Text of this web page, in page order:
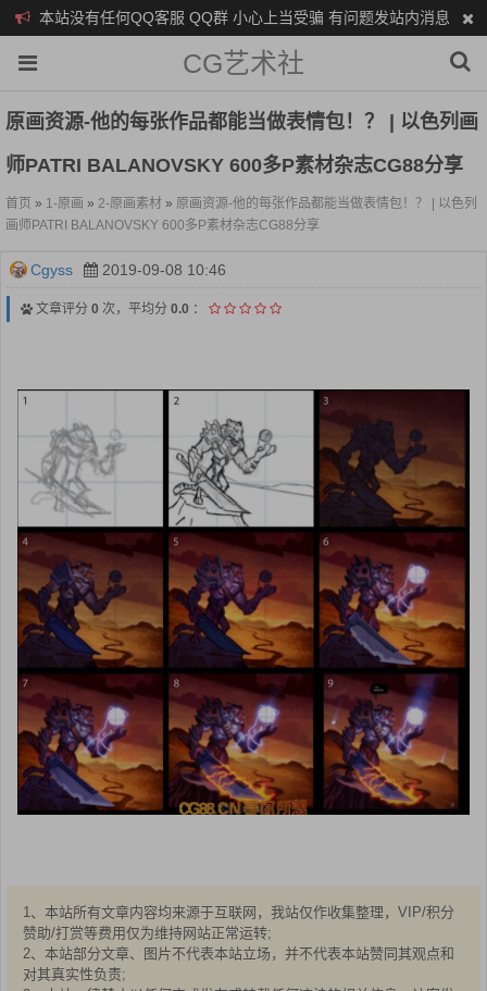
本站没有任何QQ客服 QQ群 小心上当受骗 有问题发站内消息
CG艺术社
原画资源-他的每张作品都能当做表情包！？ | 以色列画
师PATRI BALANOVSKY 600多P素材杂志CG88分享
首页 » 1-原画 » 2-原画素材 » 原画资源-他的每张作品都能当做表情包！？ | 以色列
画师PATRI BALANOVSKY 600多P素材杂志CG88分享
Cgyss 2019-09-08 10:46
文章评分 0 次，平均分 0.0 ：
1、本站所有文章内容均来源于互联网，我站仅作收集整理，VIP/积分
赞助/打赏等费用仅为维持网站正常运转;
2、本站部分文章、图片不代表本站立场，并不代表本站赞同其观点和
对其真实性负责;